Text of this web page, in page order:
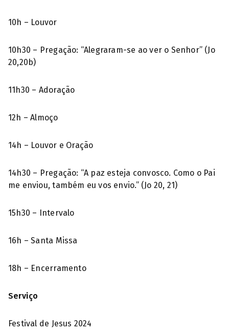
10h – Louvor
10h30 – Pregação: “Alegraram-se ao ver o Senhor” (Jo
20,20b)
11h30 – Adoração
12h – Almoço
14h – Louvor e Oração
14h30 – Pregação: “A paz esteja convosco. Como o Pai
me enviou, também eu vos envio.” (Jo 20, 21)
15h30 – Intervalo
16h – Santa Missa
18h – Encerramento
Serviço
Festival de Jesus 2024